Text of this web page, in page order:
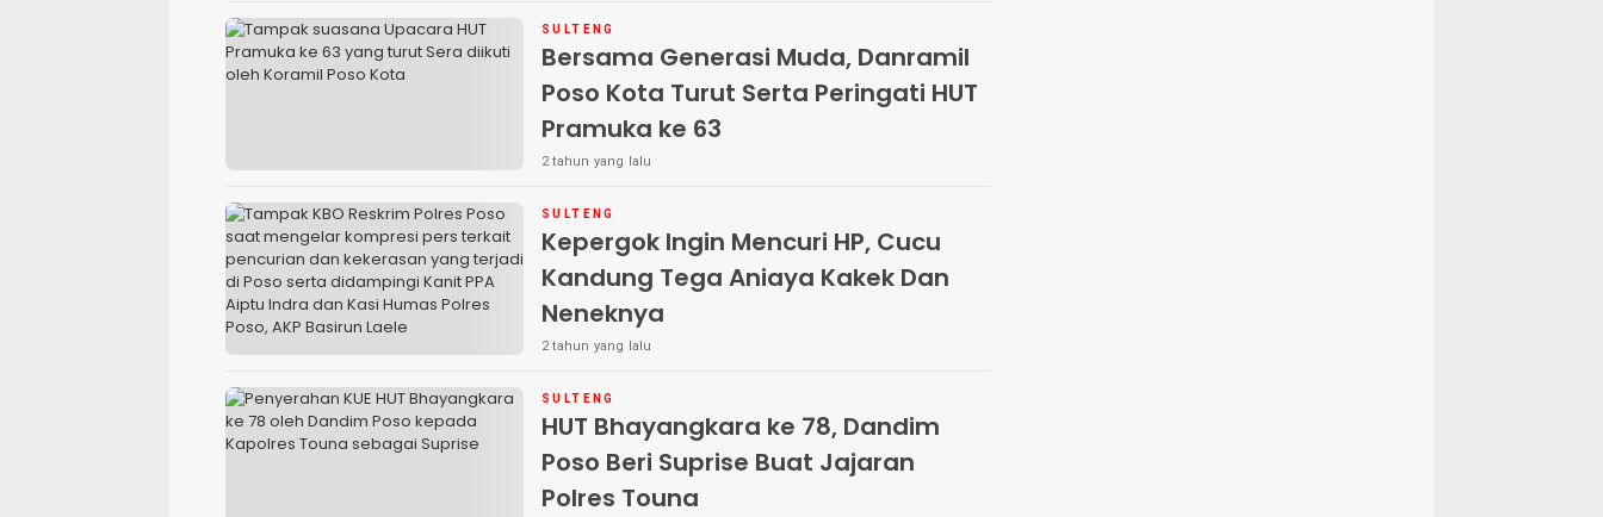
SULTENG
Bersama Generasi Muda, Danramil
Poso Kota Turut Serta Peringati HUT
Pramuka ke 63
2 tahun yang lalu
SULTENG
Kepergok Ingin Mencuri HP, Cucu
Kandung Tega Aniaya Kakek Dan
Neneknya
2 tahun yang lalu
SULTENG
HUT Bhayangkara ke 78, Dandim
Poso Beri Suprise Buat Jajaran
Polres Touna